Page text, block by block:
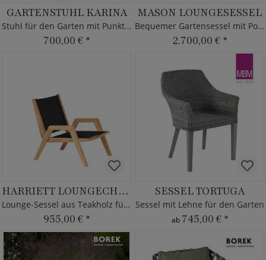
GARTENSTUHL KARINA
Stuhl für den Garten mit Punkten
700,00 € *
MASON LOUNGESESSEL
Bequemer Gartensessel mit Polster - Teak Holz
2.700,00 € *
HARRIETT LOUNGECHAIR
Lounge-Sessel aus Teakholz für Garten
955,00 € *
SESSEL TORTUGA
Sessel mit Lehne für den Garten
ab 745,00 € *